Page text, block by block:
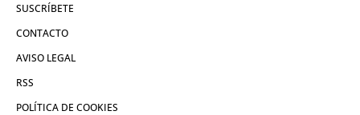
SUSCRÍBETE
CONTACTO
AVISO LEGAL
RSS
POLÍTICA DE COOKIES